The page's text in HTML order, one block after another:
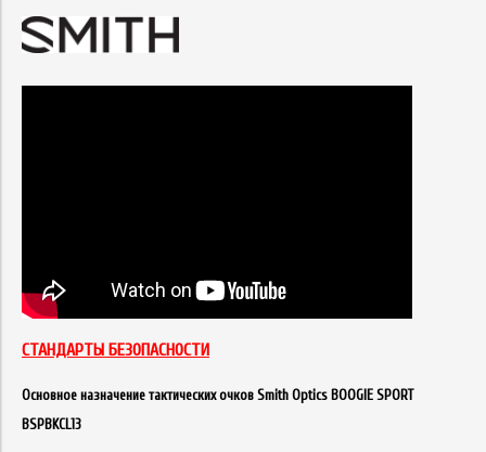
СТАНДАРТЫ БЕЗОПАСНОСТИ
Основное назначение тактических очков Smith Optics BOOGIE SPORT
BSPBKCL13